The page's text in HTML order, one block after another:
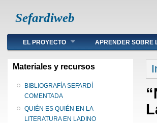
Sefardiweb
Main menu
EL PROYECTO APRENDER SOBRE
Materiales y recursos
BIBLIOGRAFÍA SEFARDÍ
COMENTADA
QUIÉN ES QUIÉN EN LA
LITERATURA EN LADINO